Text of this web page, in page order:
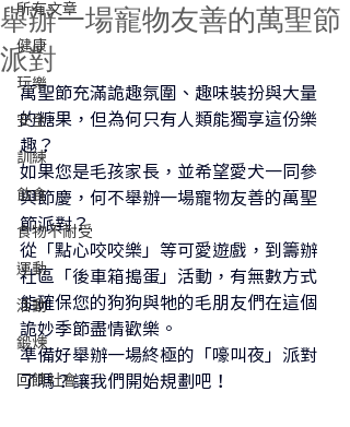
所有文章
健康
玩樂
安全
訓練
飲食
食物不耐受
運動
活動
鍛煉
回饋社會
舉辦一場寵物友善的萬聖節
派對
萬聖節充滿詭趣氛圍、趣味裝扮與大量
的糖果，但為何只有人類能獨享這份樂
趣？
如果您是毛孩家長，並希望愛犬一同參
與節慶，何不舉辦一場寵物友善的萬聖
節派對？
從「點心咬咬樂」等可愛遊戲，到籌辦
社區「後車箱搗蛋」活動，有無數方式
能確保您的狗狗與牠的毛朋友們在這個
詭妙季節盡情歡樂。
準備好舉辦一場終極的「嚎叫夜」派對
了嗎？讓我們開始規劃吧！